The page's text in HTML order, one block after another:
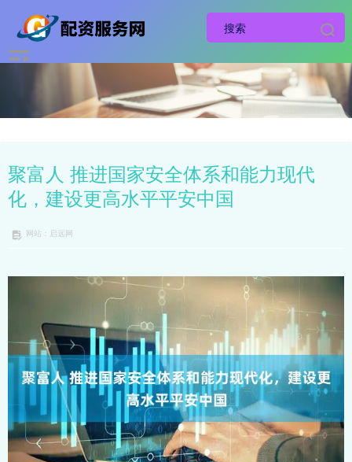
聚富人 推进国家安全体系和能力现代
化，建设更高水平平安中国
网站：启远网